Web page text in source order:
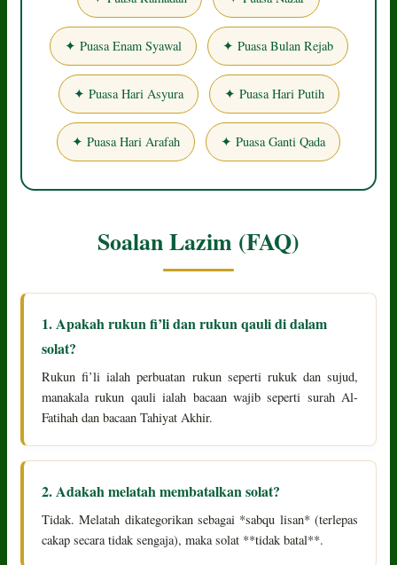
✦ Puasa Enam Syawal ✦ Puasa Bulan Rejab
✦ Puasa Hari Asyura ✦ Puasa Hari Putih
✦ Puasa Hari Arafah ✦ Puasa Ganti Qada
Soalan Lazim (FAQ)
1. Apakah rukun fi’li dan rukun qauli di dalam
solat?
Rukun fi’li ialah perbuatan rukun seperti rukuk dan sujud,
manakala rukun qauli ialah bacaan wajib seperti surah Al-
Fatihah dan bacaan Tahiyat Akhir.
2. Adakah melatah membatalkan solat?
Tidak. Melatah dikategorikan sebagai *sabqu lisan* (terlepas
cakap secara tidak sengaja), maka solat **tidak batal**.